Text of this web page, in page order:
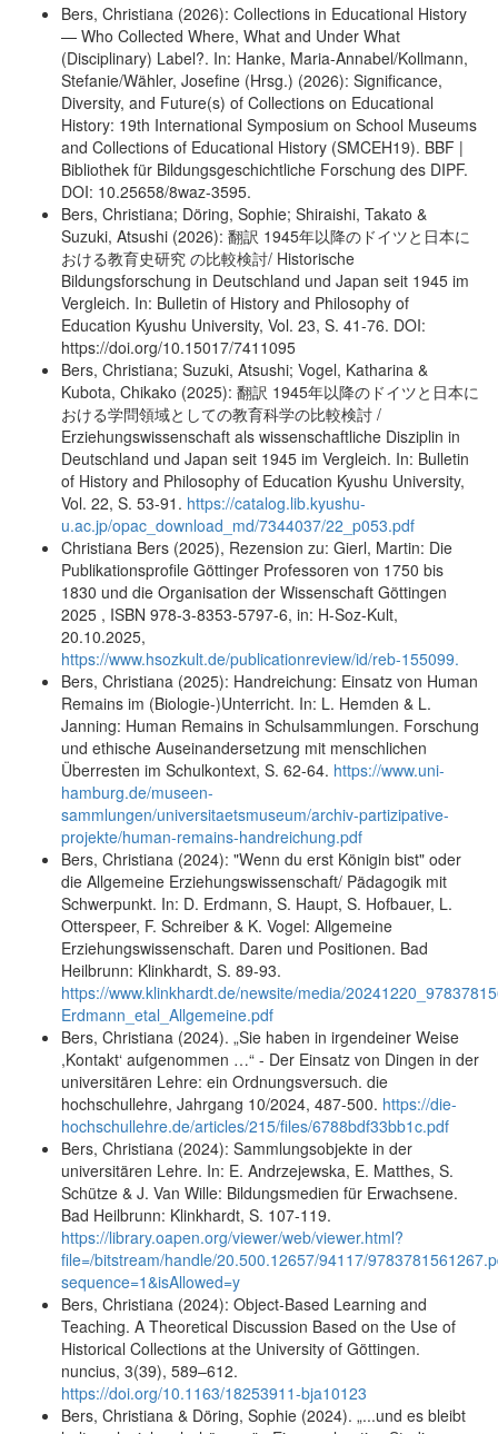
Bers, Christiana (2026): Collections in Educational History
— Who Collected Where, What and Under What
(Disciplinary) Label?. In: Hanke, Maria-Annabel/Kollmann,
Stefanie/Wähler, Josefine (Hrsg.) (2026): Significance,
Diversity, and Future(s) of Collections on Educational
History: 19th International Symposium on School Museums
and Collections of Educational History (SMCEH19). BBF |
Bibliothek für Bildungsgeschichtliche Forschung des DIPF.
DOI: 10.25658/8waz-3595.
Bers, Christiana; Döring, Sophie; Shiraishi, Takato &
Suzuki, Atsushi (2026): 翻訳 1945年以降のドイツと日本に
おける教育史研究 の比較検討/ Historische
Bildungsforschung in Deutschland und Japan seit 1945 im
Vergleich. In: Bulletin of History and Philosophy of
Education Kyushu University, Vol. 23, S. 41-76. DOI:
https://doi.org/10.15017/7411095
Bers, Christiana; Suzuki, Atsushi; Vogel, Katharina &
Kubota, Chikako (2025): 翻訳 1945年以降のドイツと日本に
おける学問領域としての教育科学の比較検討 /
Erziehungswissenschaft als wissenschaftliche Disziplin in
Deutschland und Japan seit 1945 im Vergleich. In: Bulletin
of History and Philosophy of Education Kyushu University,
Vol. 22, S. 53-91. https://catalog.lib.kyushu-
u.ac.jp/opac_download_md/7344037/22_p053.pdf
Christiana Bers (2025), Rezension zu: Gierl, Martin: Die
Publikationsprofile Göttinger Professoren von 1750 bis
1830 und die Organisation der Wissenschaft Göttingen
2025 , ISBN 978-3-8353-5797-6, in: H-Soz-Kult,
20.10.2025,
https://www.hsozkult.de/publicationreview/id/reb-155099.
Bers, Christiana (2025): Handreichung: Einsatz von Human
Remains im (Biologie-)Unterricht. In: L. Hemden & L.
Janning: Human Remains in Schulsammlungen. Forschung
und ethische Auseinandersetzung mit menschlichen
Überresten im Schulkontext, S. 62-64. https://www.uni-
hamburg.de/museen-
sammlungen/universitaetsmuseum/archiv-partizipative-
projekte/human-remains-handreichung.pdf
Bers, Christiana (2024): "Wenn du erst Königin bist" oder
die Allgemeine Erziehungswissenschaft/ Pädagogik mit
Schwerpunkt. In: D. Erdmann, S. Haupt, S. Hofbauer, L.
Otterspeer, F. Schreiber & K. Vogel: Allgemeine
Erziehungswissenschaft. Daren und Positionen. Bad
Heilbrunn: Klinkhardt, S. 89-93.
https://www.klinkhardt.de/newsite/media/
Erdmann_etal_Allgemeine.pdf
Bers, Christiana (2024). „Sie haben in irgendeiner Weise
,Kontakt‘ aufgenommen …“ - Der Einsatz von Dingen in der
universitären Lehre: ein Ordnungsversuch. die
hochschullehre, Jahrgang 10/2024, 487-500. https://die-
hochschullehre.de/articles/215/files/6788bdf33bb1c.pdf
Bers, Christiana (2024): Sammlungsobjekte in der
universitären Lehre. In: E. Andrzejewska, E. Matthes, S.
Schütze & J. Van Wille: Bildungsmedien für Erwachsene.
Bad Heilbrunn: Klinkhardt, S. 107-119.
https://library.oapen.org/viewer/web/viewer.html?
file=/bitstream/handle/20.500.12657/94117/
sequence=1&isAllowed=y
Bers, Christiana (2024): Object-Based Learning and
Teaching. A Theoretical Discussion Based on the Use of
Historical Collections at the University of Göttingen.
nuncius, 3(39), 589–612.
https://doi.org/10.1163/18253911-bja10123
Bers, Christiana & Döring, Sophie (2024). „...und es bleibt